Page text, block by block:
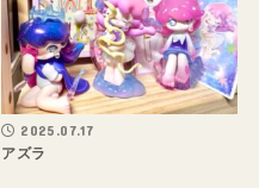
2025.07.17
アズラ